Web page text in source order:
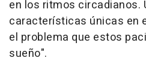
en los ritmos circadianos.
características únicas en
el problema que estos
sueño".